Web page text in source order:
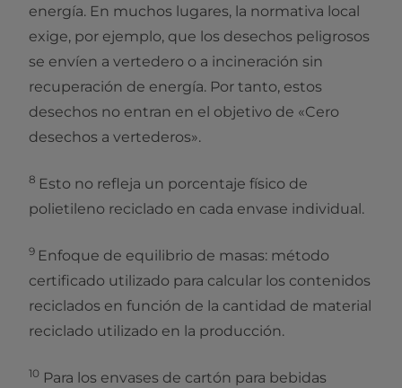
energía. En muchos lugares, la normativa local
exige, por ejemplo, que los desechos peligrosos
se envíen a vertedero o a incineración sin
recuperación de energía. Por tanto, estos
desechos no entran en el objetivo de «Cero
desechos a vertederos».
8 Esto no refleja un porcentaje físico de
polietileno reciclado en cada envase individual.
9 Enfoque de equilibrio de masas: método
certificado utilizado para calcular los contenidos
reciclados en función de la cantidad de material
reciclado utilizado en la producción.
10 Para los envases de cartón para bebidas